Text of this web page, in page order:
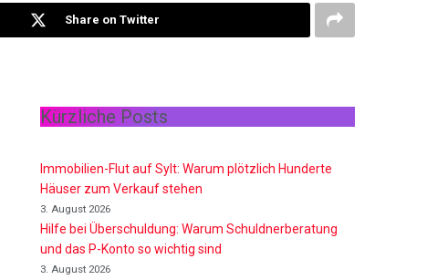
Share on Twitter
Kürzliche Posts
Immobilien-Flut auf Sylt: Warum plötzlich Hunderte
Häuser zum Verkauf stehen
3. August 2026
Hilfe bei Überschuldung: Warum Schuldnerberatung
und das P-Konto so wichtig sind
3. August 2026